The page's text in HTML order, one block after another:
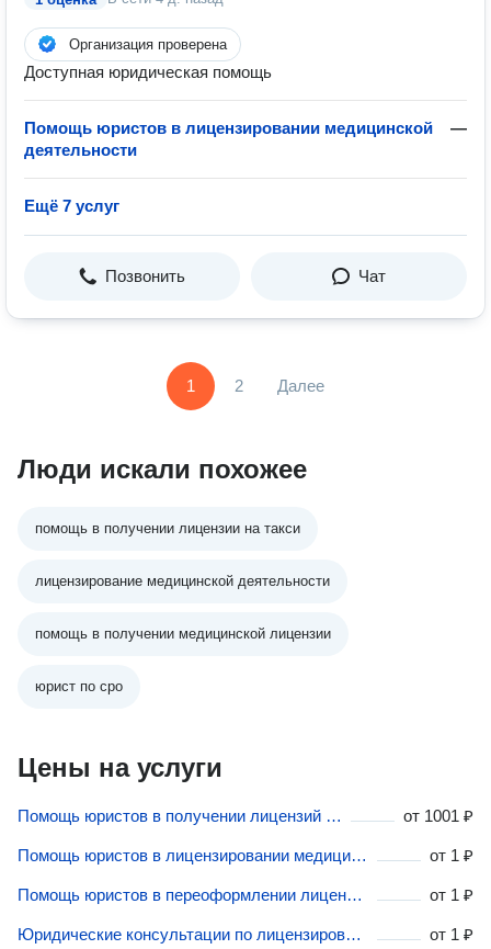
Организация проверена
Доступная юридическая помощь
Помощь юристов в лицензировании медицинской
деятельности
—
Ещё 7 услуг
Позвонить Чат
1 2 Далее
Люди искали похожее
помощь в получении лицензии на такси
лицензирование медицинской деятельности
помощь в получении медицинской лицензии
юрист по сро
Цены на услуги
Помощь юристов в получении лицензий на такси в Сыктывкаре от 1001 ₽
Помощь юристов в лицензировании медицинской деятельности в Сыктывкаре от 1 ₽
Помощь юристов в переоформлении лицензий на алкоголь в Сыктывкаре от 1 ₽
Юридические консультации по лицензированию в Сыктывкаре от 1 ₽